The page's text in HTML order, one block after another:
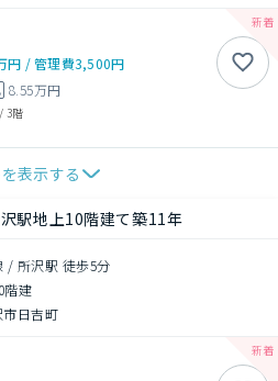
円 /管理費3,500円
8.55万円
/ 3階
表示する
駅地上10階建て築11年
/ 所沢駅 徒歩5分
階建
日吉町